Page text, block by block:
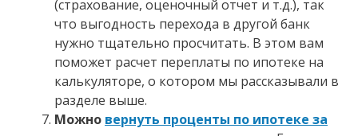
(страхование, оценочный отчет и т.д.), так
что выгодность перехода в другой банк
нужно тщательно просчитать. В этом вам
поможет расчет переплаты по ипотеке на
калькуляторе, о котором мы рассказывали в
разделе выше.
Можно вернуть проценты по ипотеке за